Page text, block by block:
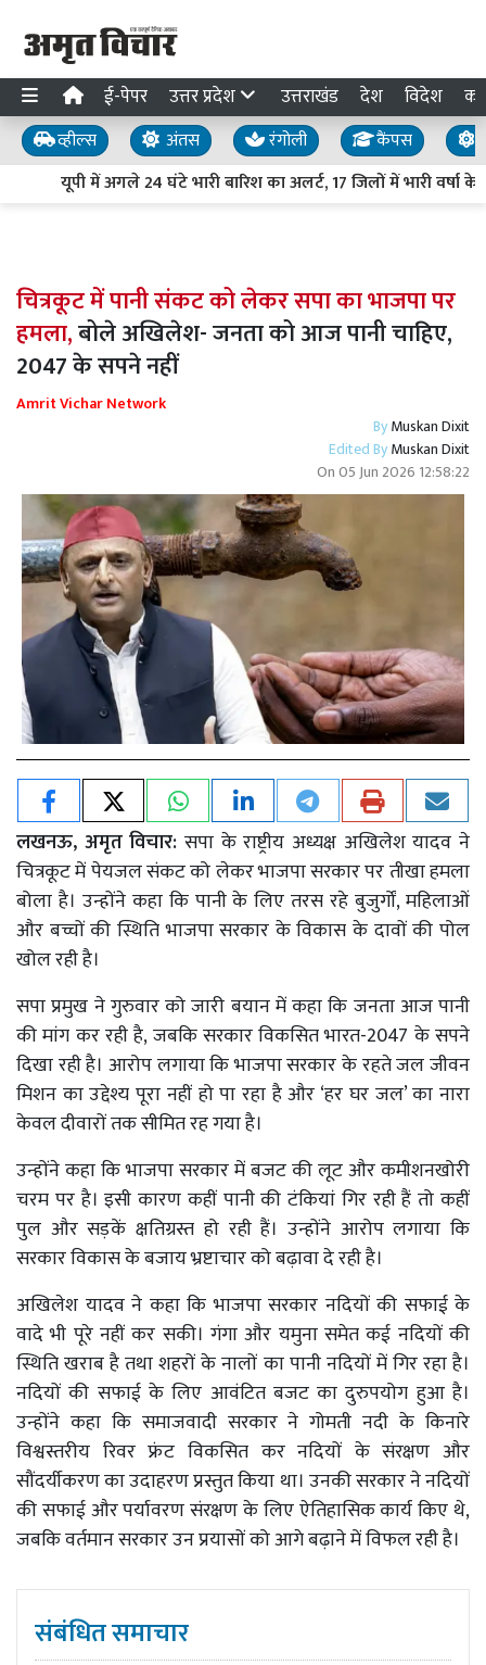
ई-पेपर उत्तर प्रदेश उत्तराखंड देश विदेश
व्हील्स अंतस रंगोली कैंपस
यूपी में अगले 24 घंटे भारी बारिश का अलर्ट, 17 जिलों में भारी वर्षा
चित्रकूट में पानी संकट को लेकर सपा का भाजपा पर
हमला,बोले अखिलेश- जनता को आज पानी चाहिए,
2047 के सपने नहीं
Amrit Vichar Network
ByMuskan Dixit
Edited ByMuskan Dixit
On05 Jun 2026 12:58:22
लखनऊ, अमृत विचार: सपा के राष्ट्रीय अध्यक्ष अखिलेश यादव ने
चित्रकूट में पेयजल संकट को लेकर भाजपा सरकार पर तीखा हमला
बोला है। उन्होंने कहा कि पानी के लिए तरस रहे बुजुर्गों, महिलाओं
और बच्चों की स्थिति भाजपा सरकार के विकास के दावों की पोल
खोल रही है।
सपा प्रमुख ने गुरुवार को जारी बयान में कहा कि जनता आज पानी
की मांग कर रही है, जबकि सरकार विकसित भारत-2047 के सपने
दिखा रही है। आरोप लगाया कि भाजपा सरकार के रहते जल जीवन
मिशन का उद्देश्य पूरा नहीं हो पा रहा है और ‘हर घर जल’ का नारा
केवल दीवारों तक सीमित रह गया है।
उन्होंने कहा कि भाजपा सरकार में बजट की लूट और कमीशनखोरी
चरम पर है। इसी कारण कहीं पानी की टंकियां गिर रही हैं तो कहीं
पुल और सड़कें क्षतिग्रस्त हो रही हैं। उन्होंने आरोप लगाया कि
सरकार विकास के बजाय भ्रष्टाचार को बढ़ावा दे रही है।
अखिलेश यादव ने कहा कि भाजपा सरकार नदियों की सफाई के
वादे भी पूरे नहीं कर सकी। गंगा और यमुना समेत कई नदियों की
स्थिति खराब है तथा शहरों के नालों का पानी नदियों में गिर रहा है।
नदियों की सफाई के लिए आवंटित बजट का दुरुपयोग हुआ है।
उन्होंने कहा कि समाजवादी सरकार ने गोमती नदी के किनारे
विश्वस्तरीय रिवर फ्रंट विकसित कर नदियों के संरक्षण और
सौंदर्यीकरण का उदाहरण प्रस्तुत किया था। उनकी सरकार ने नदियों
की सफाई और पर्यावरण संरक्षण के लिए ऐतिहासिक कार्य किए थे,
जबकि वर्तमान सरकार उन प्रयासों को आगे बढ़ाने में विफल रही है।
संबंधित समाचार